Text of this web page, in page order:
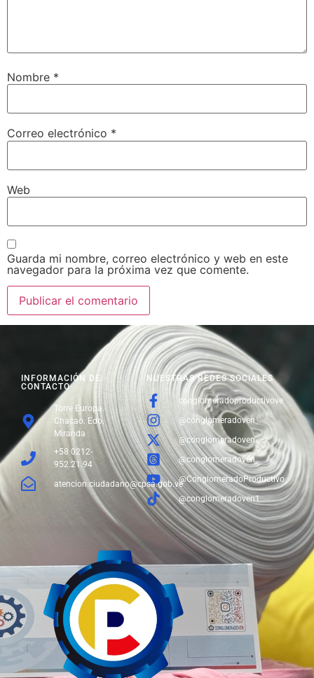
Nombre *
Correo electrónico *
Web
Guarda mi nombre, correo electrónico y web en este
navegador para la próxima vez que comente.
NUESTRAS REDES SOCIALES
conglomeradoproductivove
@conglomeradoven
@conglomeradoven
@conglomeradoven
@ConglomeradoProductivo
@conglomeradoven1
INFORMACIÓN DE
CONTACTO
Torre Europa.
Chacao. Edo.
Miranda
+58 0212-
952.21.94
atencion.ciudadano@cpsa.gob.ve